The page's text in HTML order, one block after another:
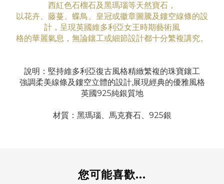
西紅色石榴石及黑瑪瑙等天然寶石，
以花卉、藤蔓、蝶鳥、皇冠或徽章圖騰及鏤空線條的設
計，呈現英國維多利亞女王時期藝術風
格的華麗氣息 ，無論鑲工或細節設計都十分繁複講究。
說明：堅持維多利亞復古風格精緻繁複的珠寶鑲工
強調柔美線條及鏤空立體的設計,展現經典的優雅風格
英國925純銀質地
材質：黑瑪瑙、 馬克賽石、925銀
您可能喜歡...